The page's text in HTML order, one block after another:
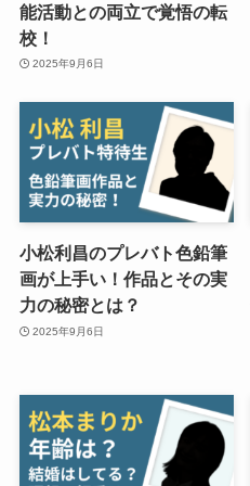
能活動との両立で覚悟の転
校！
2025年9月6日
小松利昌のプレバト色鉛筆
画が上手い！作品とその実
力の秘密とは？
2025年9月6日